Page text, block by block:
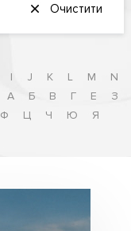
Очистити
I J K L M
N
А Б В Г Е
З
Ф Ц Ч Ю Я